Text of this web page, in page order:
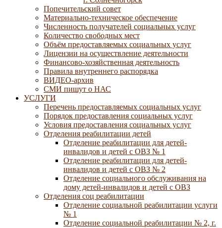
Попечительский совет
Материально-техническое обеспечение
Численность получателей социальных услуг
Количество свободных мест
Объём предоставляемых социальных услуг
Лицензии на осуществление деятельности
Финансово-хозяйственная деятельность
Правила внутреннего распорядка
ВИДЕО-архив
СМИ пишут о НАС
УСЛУГИ
Перечень предоставляемых социальных услуг
Порядок предоставления социальных услуг
Условия предоставления социальных услуг
Отделения реабилитации детей
Отделение реабилитации для детей-
инвалидов и детей с ОВЗ № 1
Отделение реабилитации для детей-
инвалидов и детей с ОВЗ № 2
Отделение социального обслуживания на
дому детей-инвалидов и детей с ОВЗ
Отделения соц реабилитации
Отделение социальной реабилитации услуги
№ 1
Отделение социальной реабилитации № 2, г.